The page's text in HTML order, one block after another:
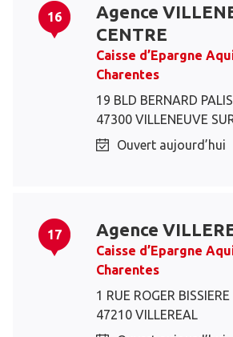
16
Agence
CENTRE
Caisse d’Epargne
Charentes
19 BLD BERNARD
47300 VILLENEUVE
Ouvert aujourd’hui
17 Agence
Caisse d’Epargne
Charentes
1 RUE ROGER BISSIERE
47210 VILLEREAL